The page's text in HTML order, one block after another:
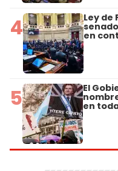
4 Ley de
en
5 El
en